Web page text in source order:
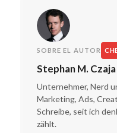
SOBRE EL AUTOR
Stephan M. Czaja
Unternehmer, Nerd
Marketing, Ads,
Schreibe, seit ich
zählt.